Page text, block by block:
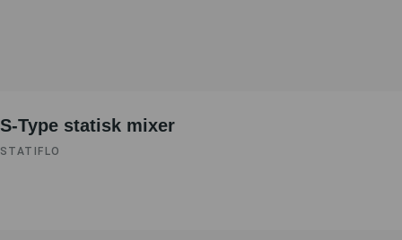
S-Type statisk mixer
STATIFLO